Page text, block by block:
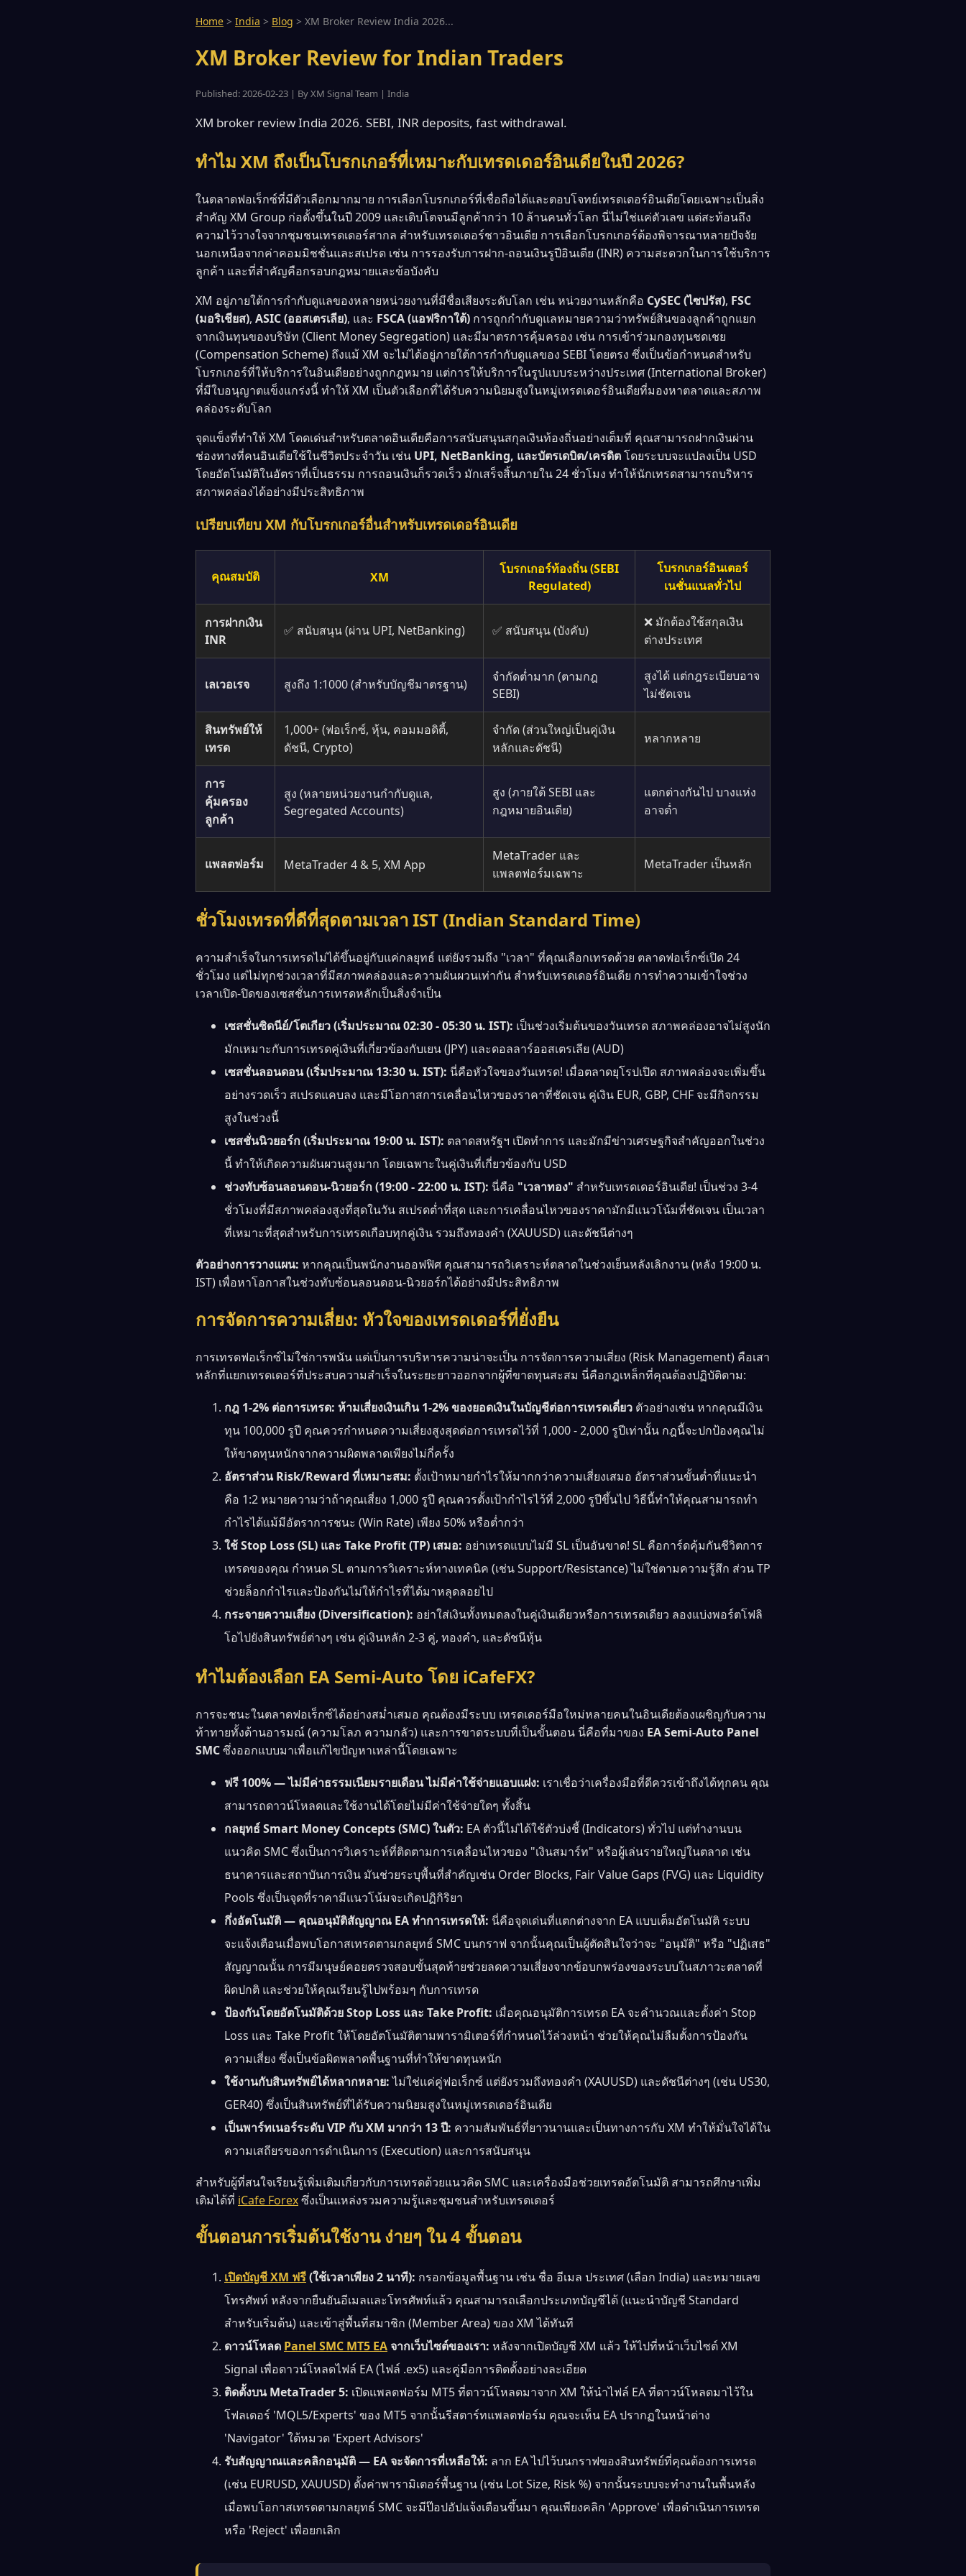
Home > India > Blog > XM Broker Review India 2026...
XM Broker Review for Indian Traders
Published: 2026-02-23 | By XM Signal Team | India
XM broker review India 2026. SEBI, INR deposits, fast withdrawal.
ทำไม XM ถึงเป็นโบรกเกอร์ที่เหมาะกับเทรดเดอร์อินเดียในปี 2026?
ในตลาดฟอเร็กซ์ที่มีตัวเลือกมากมาย การเลือกโบรกเกอร์ที่เชื่อถือได้และตอบโจทย์เทรดเดอร์อินเดียโดยเฉพาะเป็นสิ่ง
สำคัญ XM Group ก่อตั้งขึ้นในปี 2009 และเติบโตจนมีลูกค้ากว่า 10 ล้านคนทั่วโลก นี่ไม่ใช่แค่ตัวเลข แต่สะท้อนถึง
ความไว้วางใจจากชุมชนเทรดเดอร์สากล สำหรับเทรดเดอร์ชาวอินเดีย การเลือกโบรกเกอร์ต้องพิจารณาหลายปัจจัย
นอกเหนือจากค่าคอมมิชชั่นและสเปรด เช่น การรองรับการฝาก-ถอนเงินรูปีอินเดีย (INR) ความสะดวกในการใช้บริการ
ลูกค้า และที่สำคัญคือกรอบกฎหมายและข้อบังคับ
XM อยู่ภายใต้การกำกับดูแลของหลายหน่วยงานที่มีชื่อเสียงระดับโลก เช่น หน่วยงานหลักคือ CySEC (ไซปรัส), FSC
(มอริเชียส), ASIC (ออสเตรเลีย), และ FSCA (แอฟริกาใต้) การถูกกำกับดูแลหมายความว่าทรัพย์สินของลูกค้าถูกแยก
จากเงินทุนของบริษัท (Client Money Segregation) และมีมาตรการคุ้มครอง เช่น การเข้าร่วมกองทุนชดเชย
(Compensation Scheme) ถึงแม้ XM จะไม่ได้อยู่ภายใต้การกำกับดูแลของ SEBI โดยตรง ซึ่งเป็นข้อกำหนดสำหรับ
โบรกเกอร์ที่ให้บริการในอินเดียอย่างถูกกฎหมาย แต่การให้บริการในรูปแบบระหว่างประเทศ (International Broker)
ที่มีใบอนุญาตแข็งแกร่งนี้ ทำให้ XM เป็นตัวเลือกที่ได้รับความนิยมสูงในหมู่เทรดเดอร์อินเดียที่มองหาตลาดและสภาพ
คล่องระดับโลก
จุดแข็งที่ทำให้ XM โดดเด่นสำหรับตลาดอินเดียคือการสนับสนุนสกุลเงินท้องถิ่นอย่างเต็มที่ คุณสามารถฝากเงินผ่าน
ช่องทางที่คนอินเดียใช้ในชีวิตประจำวัน เช่น UPI, NetBanking, และบัตรเดบิต/เครดิตโดยระบบจะแปลงเป็น USD
โดยอัตโนมัติในอัตราที่เป็นธรรม การถอนเงินก็รวดเร็ว มักเสร็จสิ้นภายใน 24 ชั่วโมง ทำให้นักเทรดสามารถบริหาร
สภาพคล่องได้อย่างมีประสิทธิภาพ
เปรียบเทียบ XM กับโบรกเกอร์อื่นสำหรับเทรดเดอร์อินเดีย
คุณสมบัติ XM
โบรกเกอร์ท้องถิ่น (SEBI
Regulated)
โบรกเกอร์อินเตอร์
เนชั่นแนลทั่วไป
การฝากเงิน
INR
✅ สนับสนุน (ผ่าน UPI, NetBanking) ✅ สนับสนุน (บังคับ)
❌ มักต้องใช้สกุลเงิน
ต่างประเทศ
เลเวอเรจ สูงถึง 1:1000 (สำหรับบัญชีมาตรฐาน)
จำกัดต่ำมาก (ตามกฎ
SEBI)
สูงได้ แต่กฎระเบียบอาจ
ไม่ชัดเจน
สินทรัพย์ให้
เทรด
1,000+ (ฟอเร็กซ์, หุ้น, คอมมอดิตี้,
ดัชนี, Crypto)
จำกัด (ส่วนใหญ่เป็นคู่เงิน
หลักและดัชนี)
หลากหลาย
การ
คุ้มครอง
ลูกค้า
สูง (หลายหน่วยงานกำกับดูแล,
Segregated Accounts)
สูง (ภายใต้ SEBI และ
กฎหมายอินเดีย)
แตกต่างกันไป บางแห่ง
อาจต่ำ
แพลตฟอร์ม MetaTrader 4 & 5, XM App
MetaTrader และ
แพลตฟอร์มเฉพาะ
MetaTrader เป็นหลัก
ชั่วโมงเทรดที่ดีที่สุดตามเวลา IST (Indian Standard Time)
ความสำเร็จในการเทรดไม่ได้ขึ้นอยู่กับแค่กลยุทธ์ แต่ยังรวมถึง "เวลา" ที่คุณเลือกเทรดด้วย ตลาดฟอเร็กซ์เปิด 24
ชั่วโมง แต่ไม่ทุกช่วงเวลาที่มีสภาพคล่องและความผันผวนเท่ากัน สำหรับเทรดเดอร์อินเดีย การทำความเข้าใจช่วง
เวลาเปิด-ปิดของเซสชั่นการเทรดหลักเป็นสิ่งจำเป็น
เซสชั่นซิดนีย์/โตเกียว (เริ่มประมาณ 02:30 - 05:30 น. IST): เป็นช่วงเริ่มต้นของวันเทรด สภาพคล่องอาจไม่สูงนัก
มักเหมาะกับการเทรดคู่เงินที่เกี่ยวข้องกับเยน (JPY) และดอลลาร์ออสเตรเลีย (AUD)
เซสชั่นลอนดอน (เริ่มประมาณ 13:30 น. IST): นี่คือหัวใจของวันเทรด! เมื่อตลาดยุโรปเปิด สภาพคล่องจะเพิ่มขึ้น
อย่างรวดเร็ว สเปรดแคบลง และมีโอกาสการเคลื่อนไหวของราคาที่ชัดเจน คู่เงิน EUR, GBP, CHF จะมีกิจกรรม
สูงในช่วงนี้
เซสชั่นนิวยอร์ก (เริ่มประมาณ 19:00 น. IST): ตลาดสหรัฐฯ เปิดทำการ และมักมีข่าวเศรษฐกิจสำคัญออกในช่วง
นี้ ทำให้เกิดความผันผวนสูงมาก โดยเฉพาะในคู่เงินที่เกี่ยวข้องกับ USD
ช่วงทับซ้อนลอนดอน-นิวยอร์ก (19:00 - 22:00 น. IST): นี่คือ "เวลาทอง" สำหรับเทรดเดอร์อินเดีย! เป็นช่วง 3-4
ชั่วโมงที่มีสภาพคล่องสูงที่สุดในวัน สเปรดต่ำที่สุด และการเคลื่อนไหวของราคามักมีแนวโน้มที่ชัดเจน เป็นเวลา
ที่เหมาะที่สุดสำหรับการเทรดเกือบทุกคู่เงิน รวมถึงทองคำ (XAUUSD) และดัชนีต่างๆ
ตัวอย่างการวางแผน: หากคุณเป็นพนักงานออฟฟิศ คุณสามารถวิเคราะห์ตลาดในช่วงเย็นหลังเลิกงาน (หลัง 19:00 น.
IST) เพื่อหาโอกาสในช่วงทับซ้อนลอนดอน-นิวยอร์กได้อย่างมีประสิทธิภาพ
การจัดการความเสี่ยง: หัวใจของเทรดเดอร์ที่ยั่งยืน
การเทรดฟอเร็กซ์ไม่ใช่การพนัน แต่เป็นการบริหารความน่าจะเป็น การจัดการความเสี่ยง (Risk Management) คือเสา
หลักที่แยกเทรดเดอร์ที่ประสบความสำเร็จในระยะยาวออกจากผู้ที่ขาดทุนสะสม นี่คือกฎเหล็กที่คุณต้องปฏิบัติตาม:
กฎ 1-2% ต่อการเทรด: ห้ามเสี่ยงเงินเกิน 1-2% ของยอดเงินในบัญชีต่อการเทรดเดี่ยว ตัวอย่างเช่น หากคุณมีเงิน
ทุน 100,000 รูปี คุณควรกำหนดความเสี่ยงสูงสุดต่อการเทรดไว้ที่ 1,000 - 2,000 รูปีเท่านั้น กฎนี้จะปกป้องคุณไม่
ให้ขาดทุนหนักจากความผิดพลาดเพียงไม่กี่ครั้ง
อัตราส่วน Risk/Reward ที่เหมาะสม: ตั้งเป้าหมายกำไรให้มากกว่าความเสี่ยงเสมอ อัตราส่วนขั้นต่ำที่แนะนำ
คือ 1:2 หมายความว่าถ้าคุณเสี่ยง 1,000 รูปี คุณควรตั้งเป้ากำไรไว้ที่ 2,000 รูปีขึ้นไป วิธีนี้ทำให้คุณสามารถทำ
กำไรได้แม้มีอัตราการชนะ (Win Rate) เพียง 50% หรือต่ำกว่า
ใช้ Stop Loss (SL) และ Take Profit (TP) เสมอ: อย่าเทรดแบบไม่มี SL เป็นอันขาด! SL คือการ์ดคุ้มกันชีวิตการ
เทรดของคุณ กำหนด SL ตามการวิเคราะห์ทางเทคนิค (เช่น Support/Resistance) ไม่ใช่ตามความรู้สึก ส่วน TP
ช่วยล็อกกำไรและป้องกันไม่ให้กำไรที่ได้มาหลุดลอยไป
กระจายความเสี่ยง (Diversification): อย่าใส่เงินทั้งหมดลงในคู่เงินเดียวหรือการเทรดเดียว ลองแบ่งพอร์ตโฟลิ
โอไปยังสินทรัพย์ต่างๆ เช่น คู่เงินหลัก 2-3 คู่, ทองคำ, และดัชนีหุ้น
ทำไมต้องเลือก EA Semi-Auto โดย iCafeFX?
การจะชนะในตลาดฟอเร็กซ์ได้อย่างสม่ำเสมอ คุณต้องมีระบบ เทรดเดอร์มือใหม่หลายคนในอินเดียต้องเผชิญกับความ
ท้าทายทั้งด้านอารมณ์ (ความโลภ ความกลัว) และการขาดระบบที่เป็นขั้นตอน นี่คือที่มาของ EA Semi-Auto Panel
SMCซึ่งออกแบบมาเพื่อแก้ไขปัญหาเหล่านี้โดยเฉพาะ
ฟรี 100% — ไม่มีค่าธรรมเนียมรายเดือน ไม่มีค่าใช้จ่ายแอบแฝง: เราเชื่อว่าเครื่องมือที่ดีควรเข้าถึงได้ทุกคน คุณ
สามารถดาวน์โหลดและใช้งานได้โดยไม่มีค่าใช้จ่ายใดๆ ทั้งสิ้น
กลยุทธ์ Smart Money Concepts (SMC) ในตัว: EA ตัวนี้ไม่ได้ใช้ตัวบ่งชี้ (Indicators) ทั่วไป แต่ทำงานบน
แนวคิด SMC ซึ่งเป็นการวิเคราะห์ที่ติดตามการเคลื่อนไหวของ "เงินสมาร์ท" หรือผู้เล่นรายใหญ่ในตลาด เช่น
ธนาคารและสถาบันการเงิน มันช่วยระบุพื้นที่สำคัญเช่น Order Blocks, Fair Value Gaps (FVG) และ Liquidity
Pools ซึ่งเป็นจุดที่ราคามีแนวโน้มจะเกิดปฏิกิริยา
กึ่งอัตโนมัติ — คุณอนุมัติสัญญาณ EA ทำการเทรดให้: นี่คือจุดเด่นที่แตกต่างจาก EA แบบเต็มอัตโนมัติ ระบบ
จะแจ้งเตือนเมื่อพบโอกาสเทรดตามกลยุทธ์ SMC บนกราฟ จากนั้นคุณเป็นผู้ตัดสินใจว่าจะ "อนุมัติ" หรือ "ปฏิเสธ"
สัญญาณนั้น การมีมนุษย์คอยตรวจสอบขั้นสุดท้ายช่วยลดความเสี่ยงจากข้อบกพร่องของระบบในสภาวะตลาดที่
ผิดปกติ และช่วยให้คุณเรียนรู้ไปพร้อมๆ กับการเทรด
ป้องกันโดยอัตโนมัติด้วย Stop Loss และ Take Profit: เมื่อคุณอนุมัติการเทรด EA จะคำนวณและตั้งค่า Stop
Loss และ Take Profit ให้โดยอัตโนมัติตามพารามิเตอร์ที่กำหนดไว้ล่วงหน้า ช่วยให้คุณไม่ลืมตั้งการป้องกัน
ความเสี่ยง ซึ่งเป็นข้อผิดพลาดพื้นฐานที่ทำให้ขาดทุนหนัก
ใช้งานกับสินทรัพย์ได้หลากหลาย:ไม่ใช่แค่คู่ฟอเร็กซ์ แต่ยังรวมถึงทองคำ (XAUUSD) และดัชนีต่างๆ (เช่น US30,
GER40) ซึ่งเป็นสินทรัพย์ที่ได้รับความนิยมสูงในหมู่เทรดเดอร์อินเดีย
เป็นพาร์ทเนอร์ระดับ VIP กับ XM มากว่า 13 ปี: ความสัมพันธ์ที่ยาวนานและเป็นทางการกับ XM ทำให้มั่นใจได้ใน
ความเสถียรของการดำเนินการ (Execution) และการสนับสนุน
สำหรับผู้ที่สนใจเรียนรู้เพิ่มเติมเกี่ยวกับการเทรดด้วยแนวคิด SMC และเครื่องมือช่วยเทรดอัตโนมัติ สามารถศึกษาเพิ่ม
เติมได้ที่ iCafe Forexซึ่งเป็นแหล่งรวมความรู้และชุมชนสำหรับเทรดเดอร์
ขั้นตอนการเริ่มต้นใช้งาน ง่ายๆ ใน 4 ขั้นตอน
เปิดบัญชี XM ฟรี(ใช้เวลาเพียง 2 นาที): กรอกข้อมูลพื้นฐาน เช่น ชื่อ อีเมล ประเทศ (เลือก India) และหมายเลข
โทรศัพท์ หลังจากยืนยันอีเมลและโทรศัพท์แล้ว คุณสามารถเลือกประเภทบัญชีได้ (แนะนำบัญชี Standard
สำหรับเริ่มต้น) และเข้าสู่พื้นที่สมาชิก (Member Area) ของ XM ได้ทันที
ดาวน์โหลด Panel SMC MT5 EAจากเว็บไซต์ของเรา: หลังจากเปิดบัญชี XM แล้ว ให้ไปที่หน้าเว็บไซต์ XM
Signal เพื่อดาวน์โหลดไฟล์ EA (ไฟล์ .ex5) และคู่มือการติดตั้งอย่างละเอียด
ติดตั้งบน MetaTrader 5: เปิดแพลตฟอร์ม MT5 ที่ดาวน์โหลดมาจาก XM ให้นำไฟล์ EA ที่ดาวน์โหลดมาไว้ใน
โฟลเดอร์ 'MQL5/Experts' ของ MT5 จากนั้นรีสตาร์ทแพลตฟอร์ม คุณจะเห็น EA ปรากฏในหน้าต่าง
'Navigator' ใต้หมวด 'Expert Advisors'
รับสัญญาณและคลิกอนุมัติ — EA จะจัดการที่เหลือให้: ลาก EA ไปไว้บนกราฟของสินทรัพย์ที่คุณต้องการเทรด
(เช่น EURUSD, XAUUSD) ตั้งค่าพารามิเตอร์พื้นฐาน (เช่น Lot Size, Risk %) จากนั้นระบบจะทำงานในพื้นหลัง
เมื่อพบโอกาสเทรดตามกลยุทธ์ SMC จะมีป๊อปอัปแจ้งเตือนขึ้นมา คุณเพียงคลิก 'Approve' เพื่อดำเนินการเทรด
หรือ 'Reject' เพื่อยกเลิก